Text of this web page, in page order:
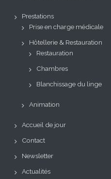
Prestations
Prise en charge médicale
Hôtellerie & Restauration
Restauration
Chambres
Blanchissage du linge
Animation
Accueil de jour
Contact
Newsletter
Actualités